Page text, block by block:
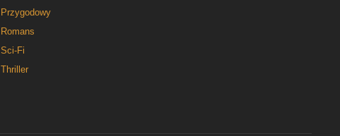
Przygodowy
Romans
Sci-Fi
Thriller